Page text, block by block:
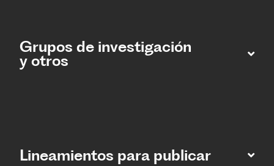
Grupos de investigación
y otros
Lineamientos para publicar